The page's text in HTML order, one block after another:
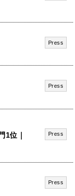
Press
Press
1位｜
Press
Press